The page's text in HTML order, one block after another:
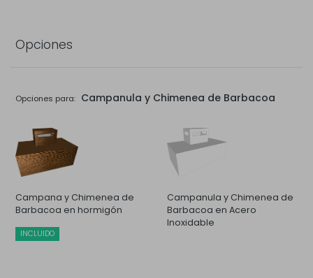
Opciones
Opciones para: Campanula y Chimenea de Barbacoa
Campana y Chimenea de
Barbacoa en hormigón
INCLUIDO
Campanula y Chimenea de
Barbacoa en Acero
Inoxidable